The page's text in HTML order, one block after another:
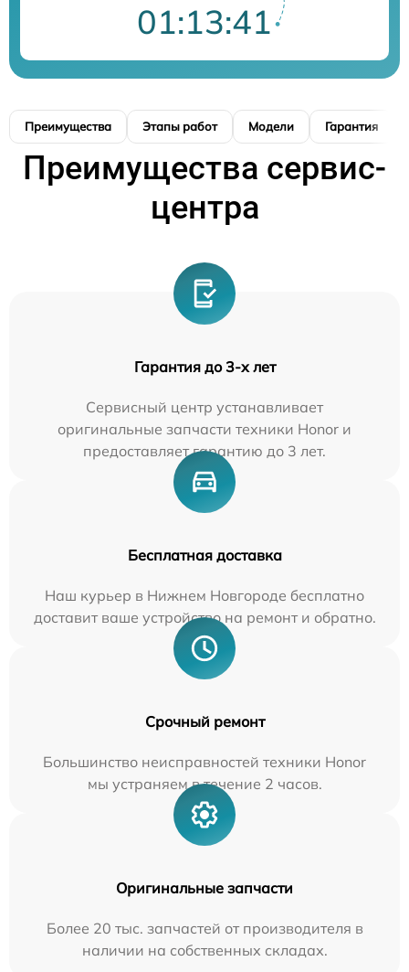
01:13:40
Преимущества Этапы работ Модели Гарантия
Преимущества сервис-
центра
Гарантия до 3-х лет
Сервисный центр устанавливает
оригинальные запчасти техники Honor и
предоставляет гарантию до 3 лет.
Бесплатная доставка
Наш курьер в Нижнем Новгороде бесплатно
доставит ваше устройство на ремонт и обратно.
Срочный ремонт
Большинство неисправностей техники Honor
мы устраняем в течение 2 часов.
Оригинальные запчасти
Более 20 тыс. запчастей от производителя в
наличии на собственных складах.